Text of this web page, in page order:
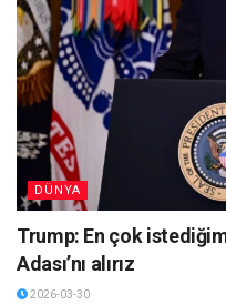
DÜNYA
Trump: En çok
Adası’nı alırız
2026-03-30